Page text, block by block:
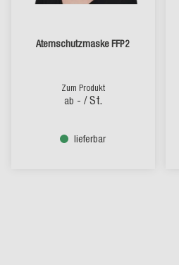
Atemschutzmaske FFP2
Zum Produkt
ab - / St.
lieferbar